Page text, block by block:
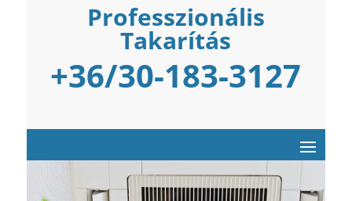
Professzionális
Takarítás
+36/30-183-3127